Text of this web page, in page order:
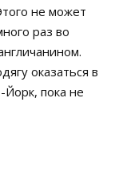
не может
раз во
оказаться в
пока не